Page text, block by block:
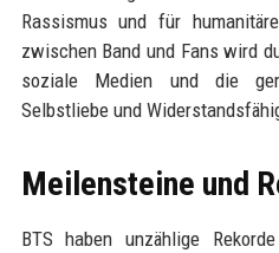
Rassismus und für
zwischen Band und Fans wird
soziale Medien und die
Selbstliebe und
Meilensteine und
BTS haben unzählige